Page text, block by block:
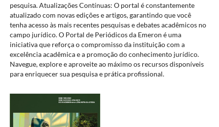
pesquisa. Atualizações Contínuas: O portal é constantemente
atualizado com novas edições e artigos, garantindo que você
tenha acesso às mais recentes pesquisas e debates acadêmicos no
campo jurídico. O Portal de Periódicos da Emeron é uma
iniciativa que reforça o compromisso da instituição com a
excelência acadêmica e a promoção do conhecimento jurídico.
Navegue, explore e aproveite ao máximo os recursos disponíveis
para enriquecer sua pesquisa e prática profissional.